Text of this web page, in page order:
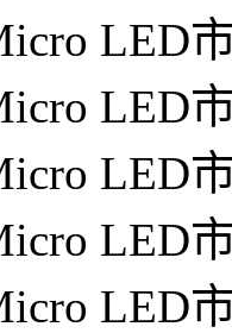
LED
LED
LED
LED
LED